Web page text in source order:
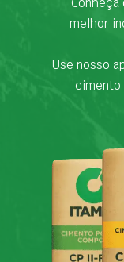
melhor
Use nosso
cimento